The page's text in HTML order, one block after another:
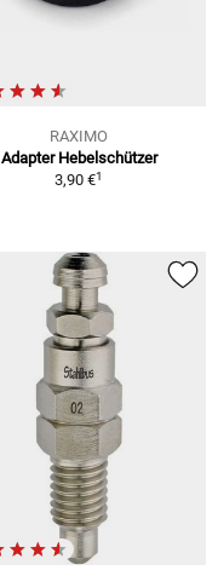
RAXIMO
Adapter Hebelschützer
3,90 €1